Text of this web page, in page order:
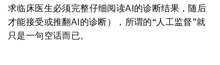
求临床医生必须完整仔细阅读AI的诊断结果，随后
才能接受或推翻AI的诊断），所谓的“人工监督”就
只是一句空话而已。